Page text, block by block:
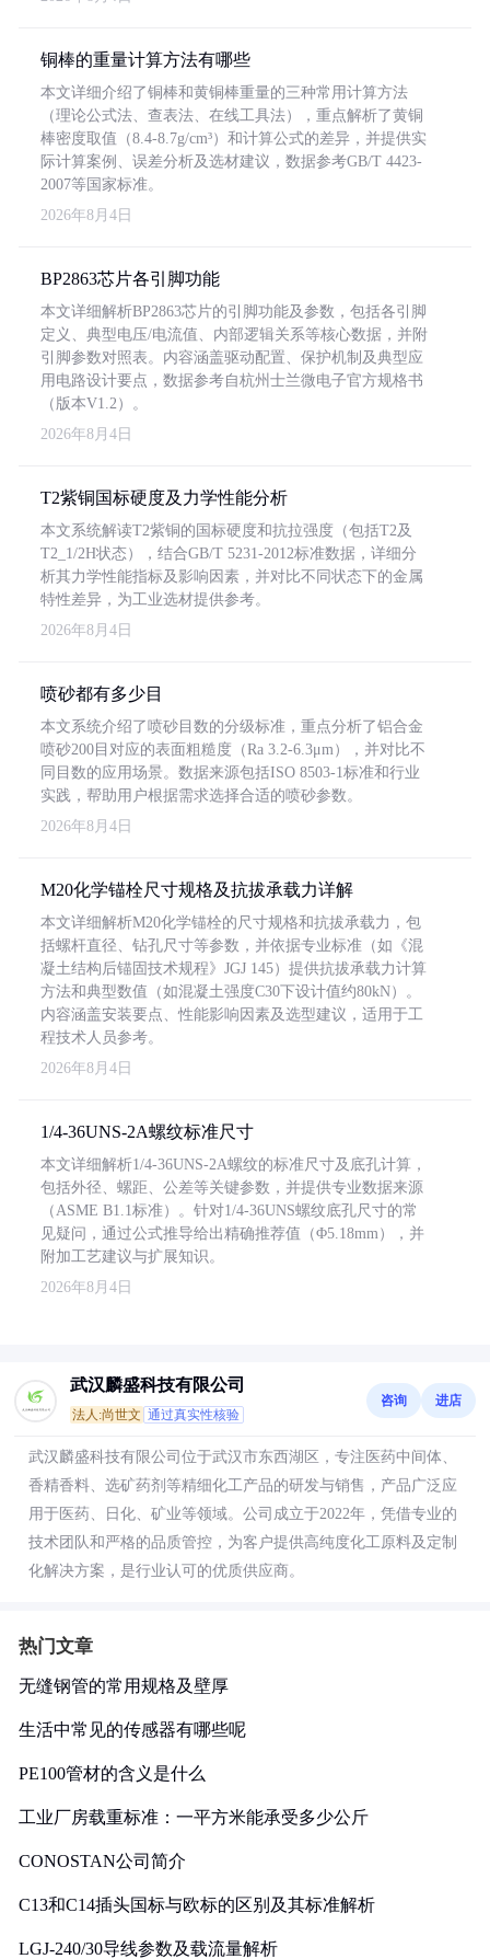
铜棒的重量计算方法有哪些
本文详细介绍了铜棒和黄铜棒重量的三种常用计算方法
（理论公式法、查表法、在线工具法），重点解析了黄铜
棒密度取值（8.4-8.7g/cm³）和计算公式的差异，并提供实
际计算案例、误差分析及选材建议，数据参考GB/T 4423-
2007等国家标准。
2026年8月4日
BP2863芯片各引脚功能
本文详细解析BP2863芯片的引脚功能及参数，包括各引脚
定义、典型电压/电流值、内部逻辑关系等核心数据，并附
引脚参数对照表。内容涵盖驱动配置、保护机制及典型应
用电路设计要点，数据参考自杭州士兰微电子官方规格书
（版本V1.2）。
2026年8月4日
T2紫铜国标硬度及力学性能分析
本文系统解读T2紫铜的国标硬度和抗拉强度（包括T2及
T2_1/2H状态），结合GB/T 5231-2012标准数据，详细分
析其力学性能指标及影响因素，并对比不同状态下的金属
特性差异，为工业选材提供参考。
2026年8月4日
喷砂都有多少目
本文系统介绍了喷砂目数的分级标准，重点分析了铝合金
喷砂200目对应的表面粗糙度（Ra 3.2-6.3μm），并对比不
同目数的应用场景。数据来源包括ISO 8503-1标准和行业
实践，帮助用户根据需求选择合适的喷砂参数。
2026年8月4日
M20化学锚栓尺寸规格及抗拔承载力详解
本文详细解析M20化学锚栓的尺寸规格和抗拔承载力，包
括螺杆直径、钻孔尺寸等参数，并依据专业标准（如《混
凝土结构后锚固技术规程》JGJ 145）提供抗拔承载力计算
方法和典型数值（如混凝土强度C30下设计值约80kN）。
内容涵盖安装要点、性能影响因素及选型建议，适用于工
程技术人员参考。
2026年8月4日
1/4-36UNS-2A螺纹标准尺寸
本文详细解析1/4-36UNS-2A螺纹的标准尺寸及底孔计算，
包括外径、螺距、公差等关键参数，并提供专业数据来源
（ASME B1.1标准）。针对1/4-36UNS螺纹底孔尺寸的常
见疑问，通过公式推导给出精确推荐值（Φ5.18mm），并
附加工艺建议与扩展知识。
2026年8月4日
武汉麟盛科技有限公司
法人:尚世文 通过真实性核验
咨询 进店
武汉麟盛科技有限公司位于武汉市东西湖区，专注医药中间体、
香精香料、选矿药剂等精细化工产品的研发与销售，产品广泛应
用于医药、日化、矿业等领域。公司成立于2022年，凭借专业的
技术团队和严格的品质管控，为客户提供高纯度化工原料及定制
化解决方案，是行业认可的优质供应商。
热门文章
无缝钢管的常用规格及壁厚
生活中常见的传感器有哪些呢
PE100管材的含义是什么
工业厂房载重标准：一平方米能承受多少公斤
CONOSTAN公司简介
C13和C14插头国标与欧标的区别及其标准解析
LGJ-240/30导线参数及载流量解析